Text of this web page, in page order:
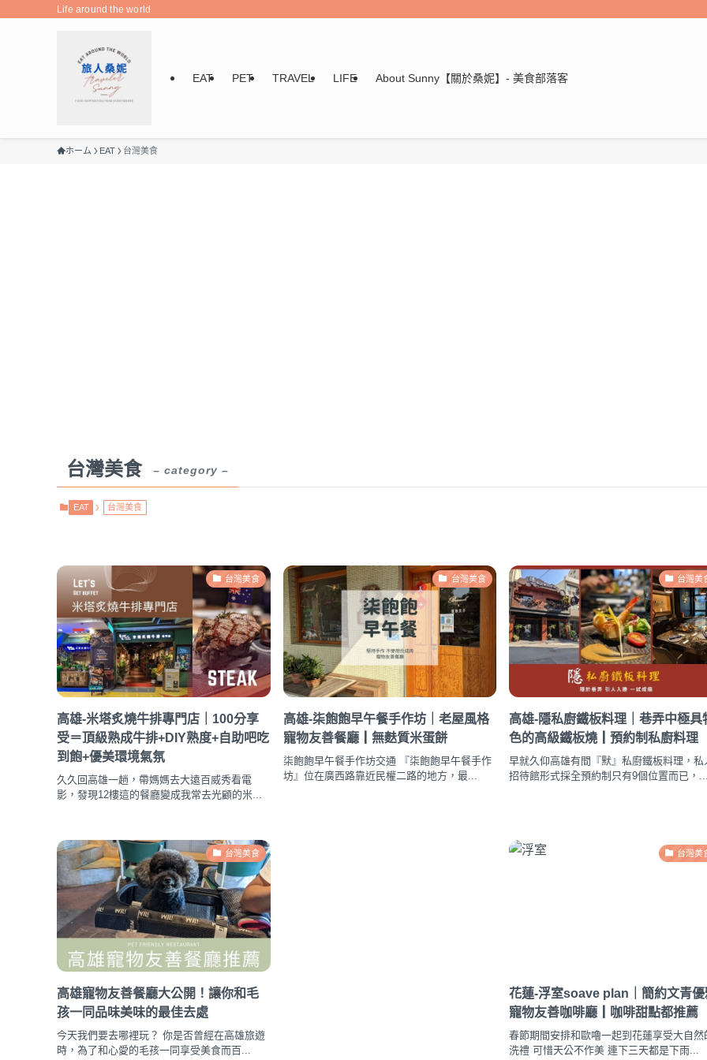
Life around the world
EAT PET TRAVEL LIFE About Sunny【關於桑妮】- 美食部落客
ホーム EAT 台灣美食
台灣美食 – category –
EAT 台灣美食
台灣美食
高雄-米塔炙燒牛排專門店｜100分享
受＝頂級熟成牛排+DIY熟度+自助吧吃
到飽+優美環境氣氛
久久回高雄一趟，帶媽媽去大遠百威秀看電
影，發現12樓這的餐廳變成我常去光顧的米...
台灣美食
高雄-柒飽飽早午餐手作坊｜老屋風格
寵物友善餐廳┃無麩質米蛋餅
柒飽飽早午餐手作坊交通 『柒飽飽早午餐手作
坊』位在廣西路靠近民權二路的地方，最...
台灣美
高雄-隱私廚鐵板料理｜巷弄中極具
色的高級鐵板燒┃預約制私廚料理
早就久仰高雄有間『默』私廚鐵板料理，私
招待館形式採全預約制只有9個位置而已，
台灣美食
高雄寵物友善餐廳大公開！讓你和毛
孩一同品味美味的最佳去處
今天我們要去哪裡玩？ 你是否曾經在高雄旅遊
時，為了和心愛的毛孩一同享受美食而百...
台灣美
花蓮-浮室soave plan｜簡約文青優
寵物友善咖啡廳┃咖啡甜點都推薦
春節期間安排和歐嚕一起到花蓮享受大自然
洗禮 可惜天公不作美 連下三天都是下雨...